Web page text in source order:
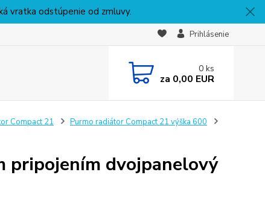
vratka odstúpenie od zmluvy.
Prihlásenie
0 ks
za 0,00 EUR
Compact 21
Purmo radiátor Compact 21 výška 600
pripojením dvojpanelový